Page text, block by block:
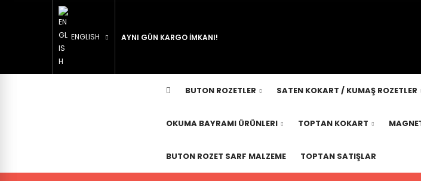
ENGLISH AYNI GÜN KARGO İMKANI!
BUTON ROZETLER SATEN KOKART / KUMAŞ ROZETLER
OKUMA BAYRAMI ÜRÜNLERI TOPTAN KOKART
BUTON ROZET SARF MALZEME TOPTAN SATIŞLAR